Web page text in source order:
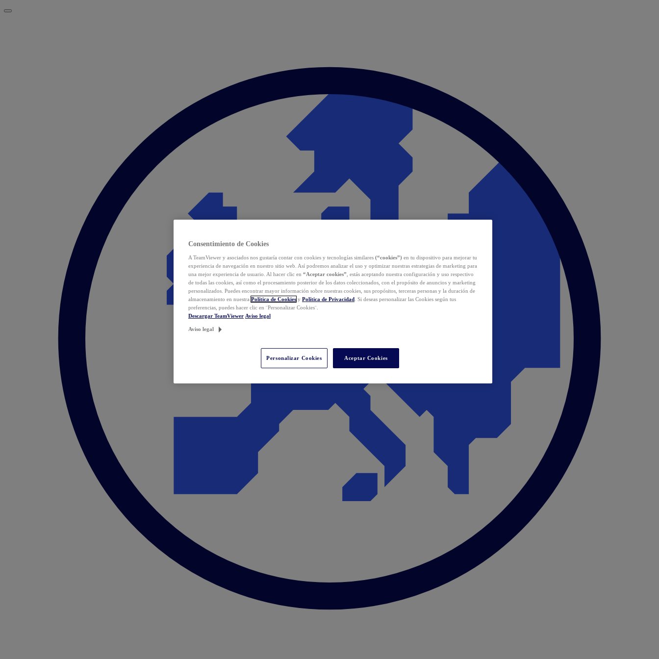
Consentimiento de Cookies
A TeamViewer y asociados nos gustaría contar con cookies y tecnologías similares (“cookies”) en tu dispositivo para mejorar tu
experiencia de navegación en nuestro sitio web. Así podremos analizar el uso y optimizar nuestras estrategias de marketing para
una mejor experiencia de usuario. Al hacer clic en “Aceptar cookies” , estás aceptando nuestra configuración y uso respectivo
de todas las cookies, así como el procesamiento posterior de los datos coleccionados, con el propósito de anuncios y marketing
personalizados. Puedes encontrar mayor información sobre nuestras cookies, sus propósitos, terceras personas y la duración de
almacenamiento en nuestra Política de Cookies y Política de Privacidad . Si deseas personalizar las Cookies según tus
preferencias, puedes hacer clic en ¨Personalizar Cookies¨.
Descargar TeamViewer Aviso legal
Aviso legal
Personalizar Cookies Aceptar Cookies